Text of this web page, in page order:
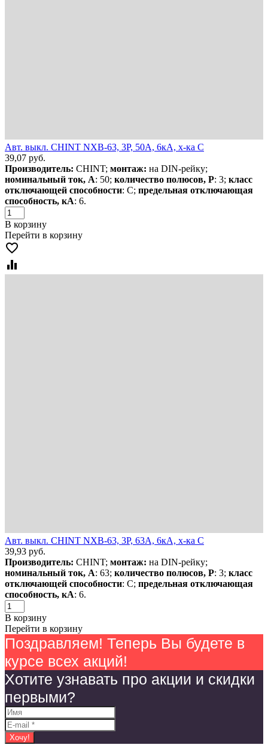
Авт. выкл. CHINT NXB-63, 3P, 50А, 6кА, х-ка C
39,07 руб.
Производитель: CHINT; монтаж: на DIN-рейку;
номинальный ток, А: 50; количество полюсов, Р: 3; класс
отключающей способности: С; предельная отключающая
способность, кА: 6.
В корзину
Перейти в корзину
favorite_border
equalizer
Авт. выкл. CHINT NXB-63, 3P, 63А, 6кА, х-ка C
39,93 руб.
Производитель: CHINT; монтаж: на DIN-рейку;
номинальный ток, А: 63; количество полюсов, Р: 3; класс
отключающей способности: С; предельная отключающая
способность, кА: 6.
В корзину
Перейти в корзину
Поздравляем! Теперь Вы будете в
курсе всех акций!
Хотите узнавать про акции и скидки
первыми?